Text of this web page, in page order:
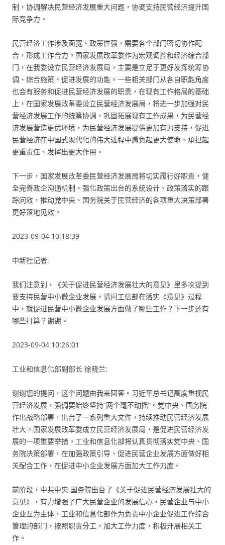
制，协调解决民营经济发展重大问题，协调支持民营经济提升国
际竞争力。
民营经济工作涉及面宽、政策性强，需要各个部门密切协作配
合，形成工作合力。国家发展改革委作为宏观调控和经济综合部
门，在我委设立民营经济发展局，主要是立足于更好发挥统筹协
调、综合施策、促进发展的功能。一些相关部门从各自职能角度
也会有服务和促进民营经济发展的职责，在现有工作格局的基础
上，在国家发展改革委设立民营经济发展局，将进一步加强对民
营经济发展工作的统筹协调，巩固拓展现有工作成果，为民营经
济发展营造更优环境，为民营经济发展提供更加有力支持，促进
民营经济在中国式现代化的伟大进程中肩负起更大使命、承担起
更重责任、发挥出更大作用。
下一步，国家发展改革委民营经济发展局将切实履行好职责，健
全完善政企沟通机制，强化政策出台的系统设计、政策落实的跟
踪问效，推动党中央、国务院关于民营经济的各项重大决策部署
更好落地见效。
2023-09-04 10:18:39
中新社记者:
我们注意到，《关于促进民营经济发展壮大的意见》里多次提到
要支持民营中小微企业发展，请问工信部在落实《意见》过程
中，就促进民营中小微企业发展方面做了哪些工作？下一步还有
哪些打算？谢谢。
2023-09-04 10:26:01
工业和信息化部副部长 徐晓兰:
谢谢您的提问，这个问题由我来回答。习近平总书记高度重视民
营经济发展，强调要始终坚持“两个毫不动摇”。党中央、国务院
作出战略部署，出台了一系列重大文件，持续推动民营经济发展
壮大。国家发展改革委成立民营经济发展局，是促进民营经济发
展的一项重要举措。工业和信息化部将认真贯彻落实党中央、国
务院决策部署，在加强政策引导、促进民营企业发展方面做好相
关配合工作，在促进中小企业发展方面加大工作力度。
前阶段，中共中央 国务院出台了《关于促进民营经济发展壮大的
意见》，有力增强了广大民营企业的发展信心，民营企业与中小
企业互为主体，工业和信息化部作为负责中小企业促进工作综合
管理的部门，按照职责分工，加大工作力度，积极开展相关工
作。